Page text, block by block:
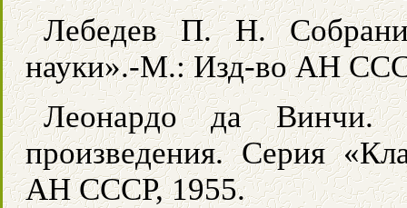
Лебедев П. Н.
науки».-М.: Изд-во АН
Леонардо да Винчи.
произведения. Серия
АН СССР, 1955.